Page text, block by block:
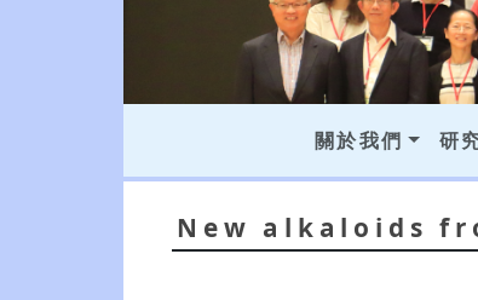
關於我們 研
New alkaloids